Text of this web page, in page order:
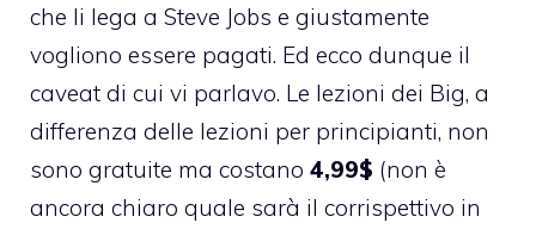
che li lega a Steve Jobs e giustamente
vogliono essere pagati. Ed ecco dunque il
caveat di cui vi parlavo. Le lezioni dei Big, a
differenza delle lezioni per principianti, non
sono gratuite ma costano 4,99$ (non è
ancora chiaro quale sarà il corrispettivo in